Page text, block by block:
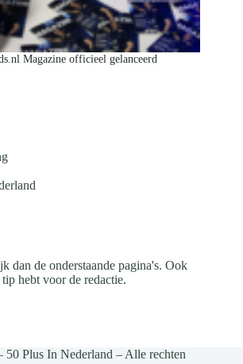
Magazine officieel gelanceerd
dan de onderstaande pagina's. Ook
hebt voor de redactie.
Plus In Nederland – Alle rechten